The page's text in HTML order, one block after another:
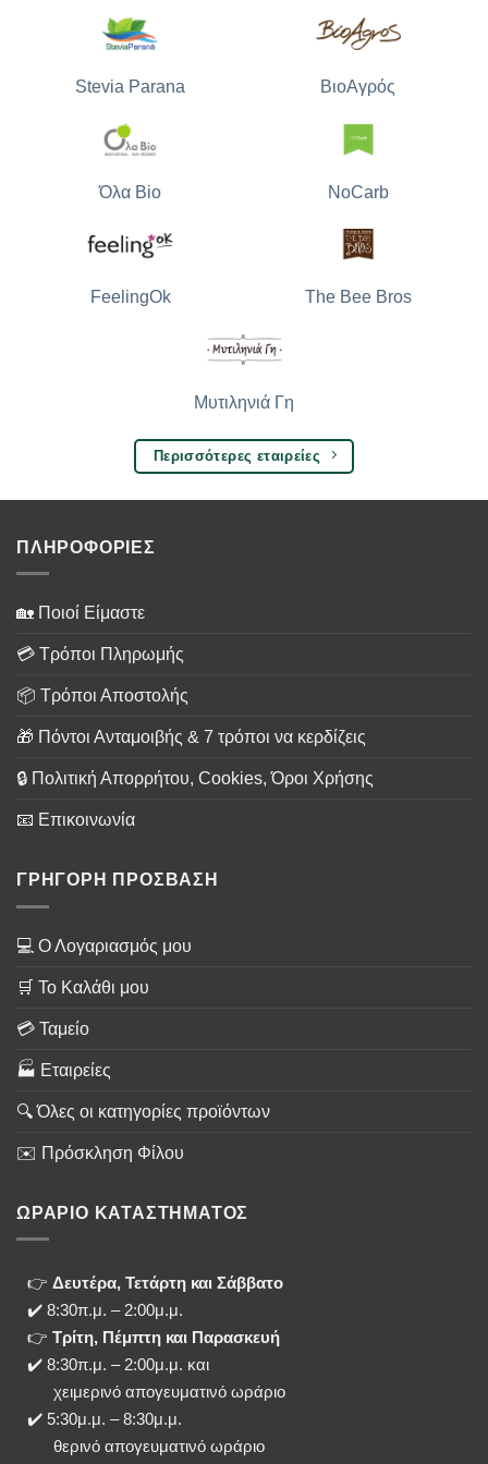
Stevia Parana ΒιοΑγρός
Όλα Bio NoCarb
FeelingOk The Bee Bros
Μυτιληνιά Γη
Περισσότερες εταιρείες
ΠΛΗΡΟΦΟΡΙΕΣ
🏡 Ποιοί Είμαστε
💳 Τρόποι Πληρωμής
📦 Τρόποι Αποστολής
🎁 Πόντοι Ανταμοιβής & 7 τρόποι να κερδίζεις
🔒 Πολιτική Απορρήτου, Cookies, Όροι Χρήσης
📧 Επικοινωνία
ΓΡΗΓΟΡΗ ΠΡΟΣΒΑΣΗ
💻 Ο Λογαριασμός μου
🛒 Το Καλάθι μου
💳 Ταμείο
🏭 Εταιρείες
🔍 Όλες οι κατηγορίες προϊόντων
✉️ Πρόσκληση Φίλου
ΩΡΑΡΙΟ ΚΑΤΑΣΤΗΜΑΤΟΣ
👉 Δευτέρα, Τετάρτη και Σάββατο
✔️ 8:30π.μ. – 2:00μ.μ.
👉 Τρίτη, Πέμπτη και Παρασκευή
✔️ 8:30π.μ. – 2:00μ.μ. και
χειμερινό απογευματινό ωράριο
✔️ 5:30μ.μ. – 8:30μ.μ.
θερινό απογευματινό ωράριο